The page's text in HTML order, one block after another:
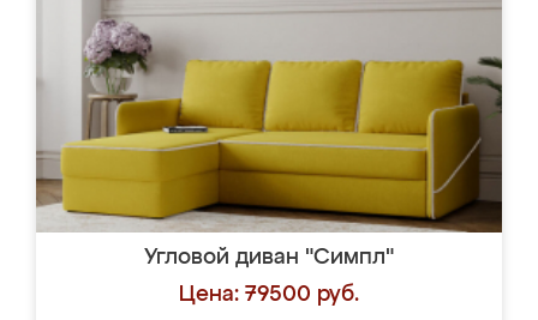
Угловой диван "Симпл"
Цена: 79500 руб.